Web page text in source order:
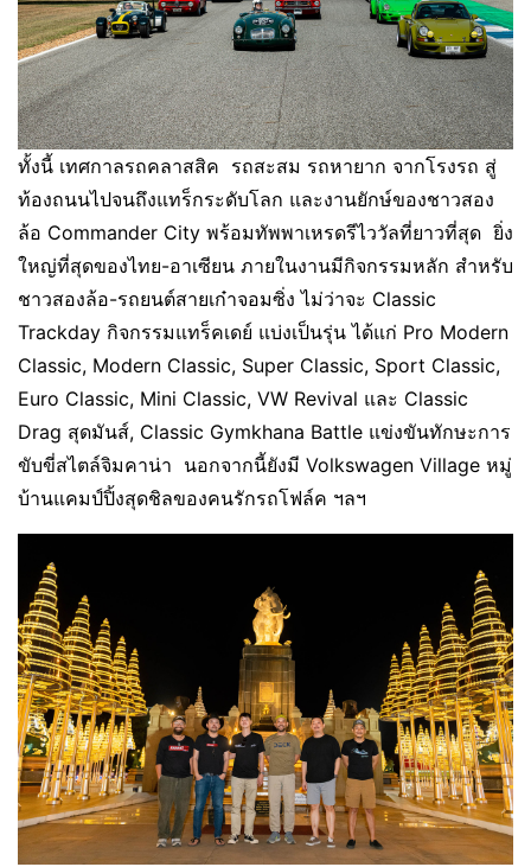
ทั้งนี้ เทศกาลรถคลาสสิค รถสะสม รถหายาก จากโรงรถ สู่
ท้องถนนไปจนถึงแทร็กระดับโลก และงานยักษ์ของชาวสอง
ล้อ Commander City พร้อมทัพพาเหรดรีไววัลที่ยาวที่สุด ยิ่ง
ใหญ่ที่สุดของไทย-อาเซียน ภายในงานมีกิจกรรมหลัก สำหรับ
ชาวสองล้อ-รถยนต์สายเก๋าจอมซิ่ง ไม่ว่าจะ Classic
Trackday กิจกรรมแทร็คเดย์ แบ่งเป็นรุ่น ได้แก่ Pro Modern
Classic, Modern Classic, Super Classic, Sport Classic,
Euro Classic, Mini Classic, VW Revival และ Classic
Drag สุดมันส์, Classic Gymkhana Battle แข่งขันทักษะการ
ขับขี่สไตล์จิมคาน่า นอกจากนี้ยังมี Volkswagen Village หมู่
บ้านแคมป์ปิ้งสุดชิลของคนรักรถโฟล์ค ฯลฯ